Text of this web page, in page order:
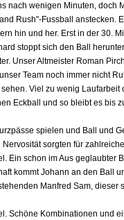
nach wenigen Minuten, doch
Rush"-Fussball
hin und her. Erst in der 30.
stoppt sich den Ball
Unser Altmeister Roman
Team noch immer nicht
Viel zu wenig
Eckball und so bleibt es bis
spielen und Ball und
sorgten für
Ein schon im Aus geglaubter
kommt Johann an den Ball
Manfred Sam,
Schöne Kombinationen und